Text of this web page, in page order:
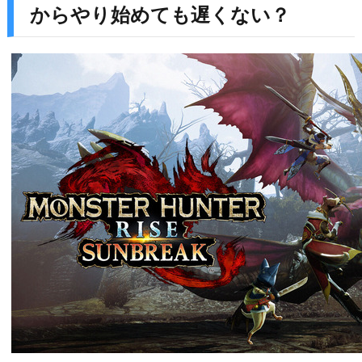
からやり始めても遅くない？